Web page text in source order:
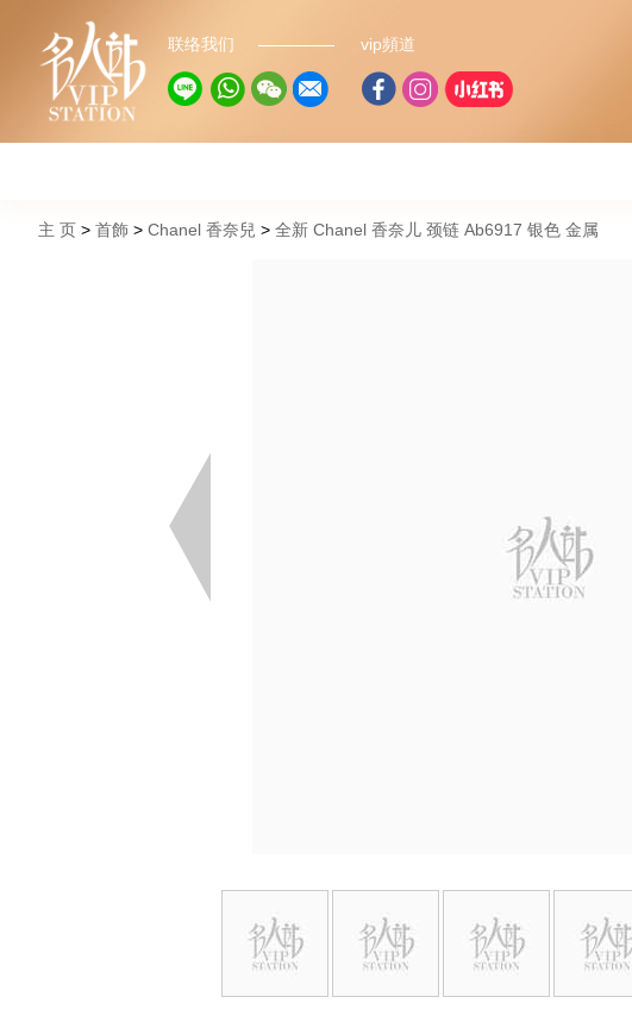
联络我们 vip頻道
主 页 首飾 Chanel 香奈兒 全新 Chanel 香奈儿 颈链 Ab6917 银色 金属